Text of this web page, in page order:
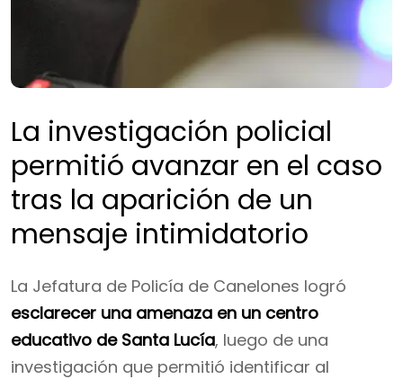
La investigación policial
permitió avanzar en el caso
tras la aparición de un
mensaje intimidatorio
La Jefatura de Policía de Canelones logró
esclarecer una amenaza en un centro
educativo de Santa Lucía, luego de una
investigación que permitió identificar al